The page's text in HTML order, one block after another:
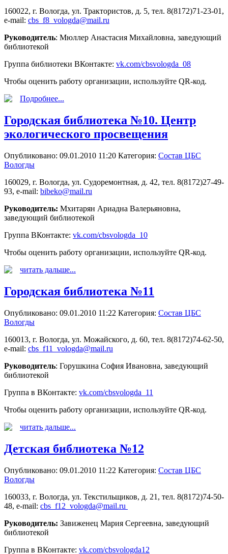
160022, г. Вологда, ул. Трактористов, д. 5, тел. 8(8172)71-23-01,
e-mail: cbs_f8_vologda@mail.ru
Руководитель: Мюллер Анастасия Михайловна, заведующий
библиотекой
Группа библиотеки ВКонтакте: vk.com/cbsvologda_08
Чтобы оценить работу организации, используйте QR-код.
Подробнее...
Городская библиотека №10. Центр
экологического просвещения
Опубликовано: 09.01.2010 11:20 Категория: Состав ЦБС
Вологды
160029, г. Вологда, ул. Судоремонтная, д. 42, тел. 8(8172)27-49-
93, e-mail: bibeko@mail.ru
Руководитель: Мхитарян Ариадна Валерьяновна,
заведующий библиотекой
Группа ВКонтакте: vk.com/cbsvologda_10
Чтобы оценить работу организации, используйте QR-код.
читать дальше...
Городская библиотека №11
Опубликовано: 09.01.2010 11:22 Категория: Состав ЦБС
Вологды
160013, г. Вологда, ул. Можайского, д. 60, тел. 8(8172)74-62-50,
e-mail: cbs_f11_vologda@mail.ru
Руководитель: Горушкина София Ивановна, заведующий
библиотекой
Группа в ВКонтакте: vk.com/cbsvologda_11
Чтобы оценить работу организации, используйте QR-код.
читать дальше...
Детская библиотека №12
Опубликовано: 09.01.2010 11:22 Категория: Состав ЦБС
Вологды
160033, г. Вологда, ул. Текстильщиков, д. 21, тел. 8(8172)74-50-
48, e-mail: cbs_f12_vologda@mail.ru
Руководитель: Завиженец Мария Сергеевна, заведующий
библиотекой
Группа в ВКонтакте: vk.com/cbsvologda12